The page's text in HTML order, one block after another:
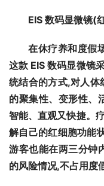
EIS 数码显微镜(
在休疗养和度假
这款 EIS 数码显微镜
统结合的方式,对人体
的聚集性、变形性、
智能、直观又快捷。
解自己的红细胞功能
游客也能在两三分钟
的风险情况,不占用度